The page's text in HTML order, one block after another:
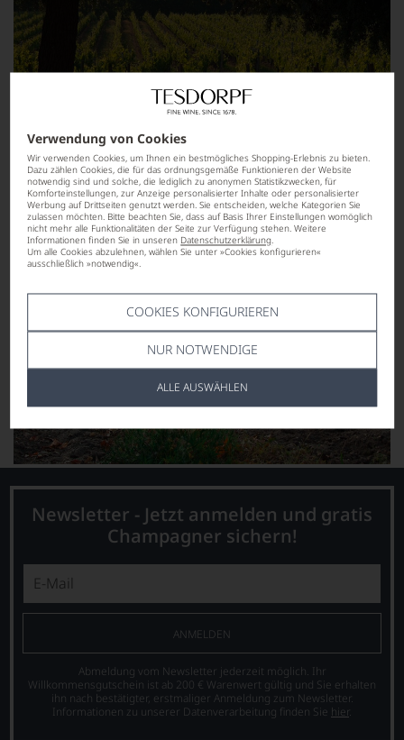
Verwendung von Cookies
Wir verwenden Cookies, um Ihnen ein bestmögliches Shopping-Erlebnis zu bieten.
Dazu zählen Cookies, die für das ordnungsgemäße Funktionieren der Website
notwendig sind und solche, die lediglich zu anonymen Statistikzwecken, für
Komforteinstellungen, zur Anzeige personalisierter Inhalte oder personalisierter
Werbung auf Drittseiten genutzt werden. Sie entscheiden, welche Kategorien Sie
zulassen möchten. Bitte beachten Sie, dass auf Basis Ihrer Einstellungen womöglich
nicht mehr alle Funktionalitäten der Seite zur Verfügung stehen. Weitere
Informationen finden Sie in unseren Datenschutzerklärung.
Um alle Cookies abzulehnen, wählen Sie unter »Cookies konfigurieren«
ausschließlich »notwendig«.
COOKIES KONFIGURIEREN
NUR NOTWENDIGE
ALLE AUSWÄHLEN
Newsletter - Jetzt anmelden und gratis
Champagner sichern!
ANMELDEN
Abmeldung vom Newsletter jederzeit möglich. Ihr
Willkommensgutschein ist ab 200 € Warenwert gültig und Sie erhalten
ihn nach bestätigter, erstmaliger Anmeldung zum Newsletter.
Informationen zu unserer Datenverarbeitung finden Sie hier.